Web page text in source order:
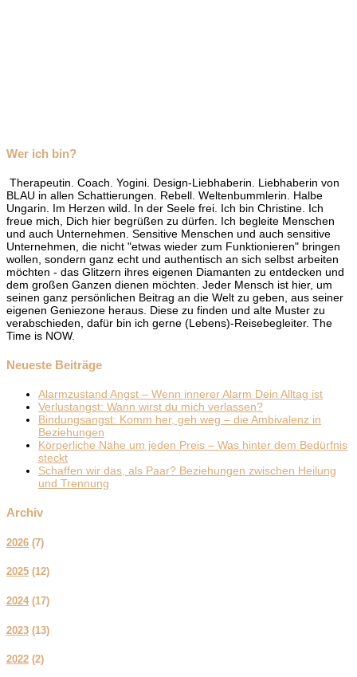
Wer ich bin?
Therapeutin. Coach. Yogini. Design-Liebhaberin. Liebhaberin von
BLAU in allen Schattierungen. Rebell. Weltenbummlerin. Halbe
Ungarin. Im Herzen wild. In der Seele frei. Ich bin Christine. Ich
freue mich, Dich hier begrüßen zu dürfen. Ich begleite Menschen
und auch Unternehmen. Sensitive Menschen und auch sensitive
Unternehmen, die nicht "etwas wieder zum Funktionieren" bringen
wollen, sondern ganz echt und authentisch an sich selbst arbeiten
möchten - das Glitzern ihres eigenen Diamanten zu entdecken und
dem großen Ganzen dienen möchten. Jeder Mensch ist hier, um
seinen ganz persönlichen Beitrag an die Welt zu geben, aus seiner
eigenen Geniezone heraus. Diese zu finden und alte Muster zu
verabschieden, dafür bin ich gerne (Lebens)-Reisebegleiter. The
Time is NOW.
Neueste Beiträge
Alarmzustand Angst – Wenn innerer Alarm Dein Alltag ist
Verlustangst: Wann wirst du mich verlassen?
Bindungsangst: Komm her, geh weg – die Ambivalenz in
Beziehungen
Körperliche Nähe um jeden Preis – Was hinter dem Bedürfnis
steckt
Schaffen wir das, als Paar? Beziehungen zwischen Heilung
und Trennung
Archiv
2026 (7)
2025 (12)
2024 (17)
2023 (13)
2022 (2)